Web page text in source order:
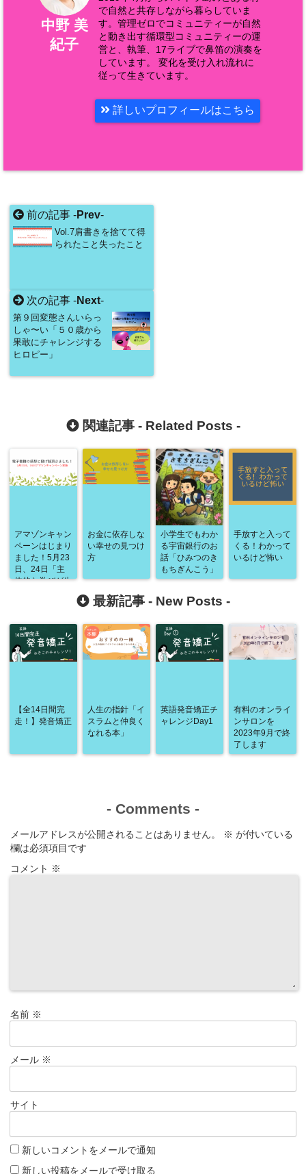
中野 美
紀子
で自然と共存しながら暮らしていま
す。管理ゼロでコミュニティーが自然
と動き出す循環型コミュニティーの運
営と、執筆、17ライブで鼻笛の演奏を
しています。 変化を受け入れ流れに
従って生きています。
詳しいプロフィールはこちら
前の記事 -Prev-
Vol.7肩書きを捨てて得
られたこと失ったこと
次の記事 -Next-
第９回変態さんいらっ
しゃ〜い「５０歳から
果敢にチャレンジする
ヒロピー」
関連記事 - Related Posts -
アマゾンキャン
ペーンはじまり
ました！5月23
日、24日「主
体的な学びが生
お金に依存しな
い幸せの見つけ
方
小学生でもわか
る宇宙銀行のお
話「ひみつのき
もちぎんこう」
手放すと入って
くる！わかって
いるけど怖い
最新記事 - New Posts -
【全14日間完
走！】発音矯正
人生の指針「イ
スラムと仲良く
なれる本」
英語発音矯正チ
ャレンジDay1
有料のオンライ
ンサロンを
2023年9月で終
了します
- Comments -
メールアドレスが公開されることはありません。 ※ が付いている
欄は必須項目です
コメント ※
名前 ※
メール ※
サイト
新しいコメントをメールで通知
新しい投稿をメールで受け取る